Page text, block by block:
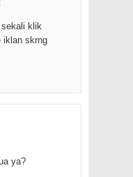
klik
iklan skrng
ya?